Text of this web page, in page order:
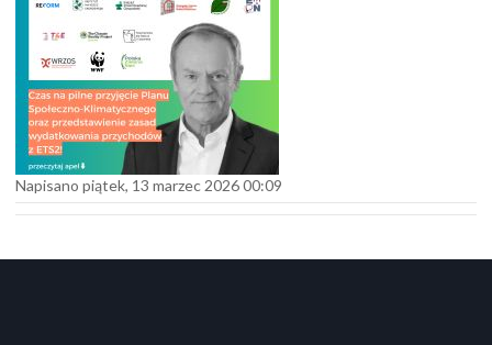
Napisano piątek, 13 marzec 2026 00:09